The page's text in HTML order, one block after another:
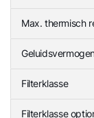
Max. thermisch
Filterklasse
Filterklasse